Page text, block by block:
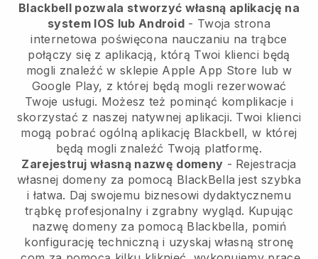
Blackbell pozwala stworzyć własną aplikację na
system IOS lub Android - Twoja strona
internetowa poświęcona nauczaniu na trąbce
połączy się z aplikacją, którą Twoi klienci będą
mogli znaleźć w sklepie Apple App Store lub w
Google Play, z której będą mogli rezerwować
Twoje usługi. Możesz też pominąć komplikacje i
skorzystać z naszej natywnej aplikacji. Twoi klienci
mogą pobrać ogólną aplikację Blackbell, w której
będą mogli znaleźć Twoją platformę.
Zarejestruj własną nazwę domeny - Rejestracja
własnej domeny za pomocą BlackBella jest szybka
i łatwa. Daj swojemu biznesowi dydaktycznemu
trąbkę profesjonalny i zgrabny wygląd. Kupując
nazwę domeny za pomocą Blackbella, pomiń
konfigurację techniczną i uzyskaj własną stronę